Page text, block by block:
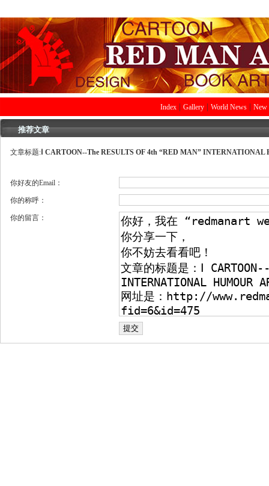
Index Gallery World News New
推荐文章
文章标题: Ⅰ CARTOON--The RESULTS OF 4th “RED MAN”
你好友的Email：
你的称呼：
你的留言：